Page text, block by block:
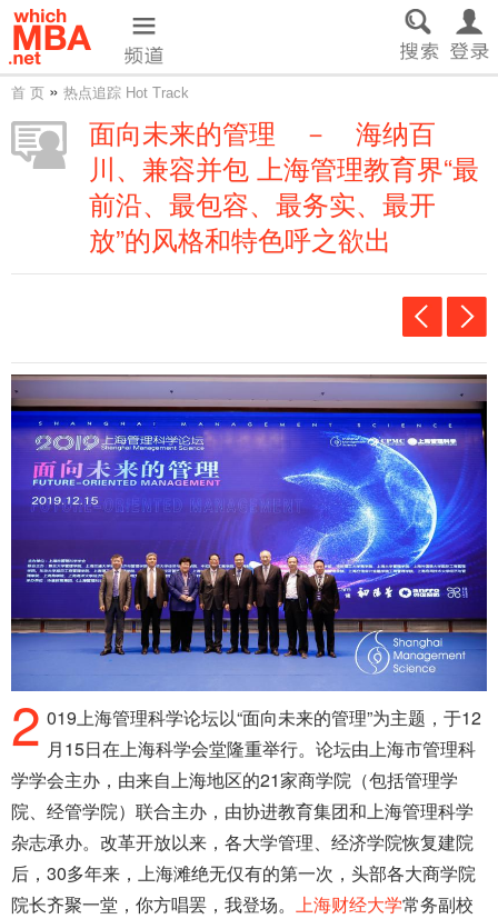
首 页 » 热点追踪 Hot Track
面向未来的管理 － 海纳百
川、兼容并包 上海管理教育界“最
前沿、最包容、最务实、最开
放”的风格和特色呼之欲出
2 019上海管理科学论坛以“面向未来的管理”为主题，于12
月15日在上海科学会堂隆重举行。论坛由上海市管理科
学学会主办，由来自上海地区的21家商学院（包括管理学
院、经管学院）联合主办，由协进教育集团和上海管理科学
杂志承办。改革开放以来，各大学管理、经济学院恢复建院
后，30多年来，上海滩绝无仅有的第一次，头部各大商学院
院长齐聚一堂，你方唱罢，我登场。 上海财经大学常务副校